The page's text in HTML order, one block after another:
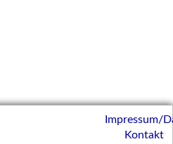
Impressum/
Kontakt